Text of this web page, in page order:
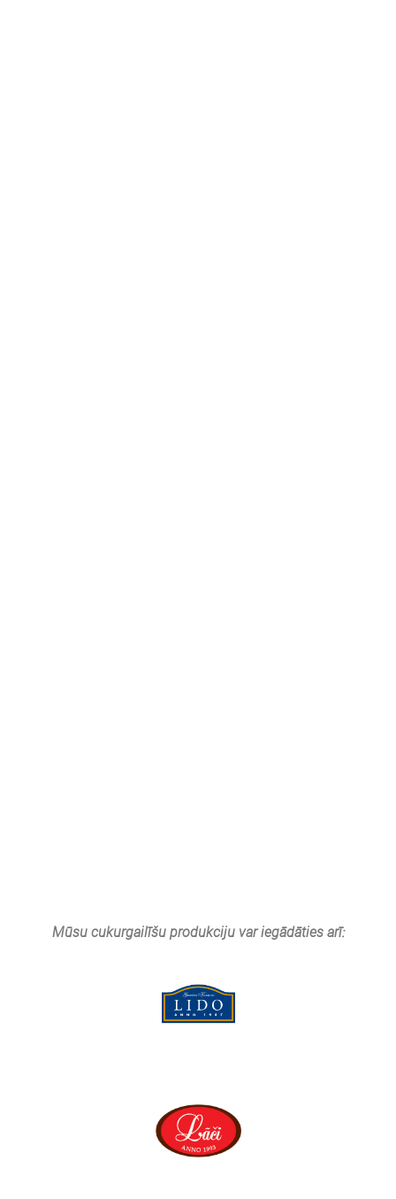
Mūsu cukurgailīšu produkciju var iegādāties arī: